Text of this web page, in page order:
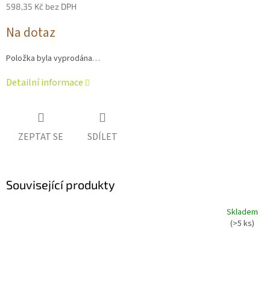
598,35 Kč bez DPH
cena:
Na dotaz
Položka byla vyprodána…
Detailní informace
ZEPTAT SE SDÍLET
Související produkty
Skladem
(>5 ks)